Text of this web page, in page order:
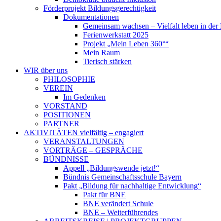
Förderprojekt Bildungsgerechtigkeit
Dokumentationen
Gemeinsam wachsen – Vielfalt leben in der
Ferienwerkstatt 2025
Projekt „Mein Leben 360°“
Mein Raum
Tierisch stärken
WIR über uns
PHILOSOPHIE
VEREIN
Im Gedenken
VORSTAND
POSITIONEN
PARTNER
AKTIVITÄTEN vielfältig – engagiert
VERANSTALTUNGEN
VORTRÄGE – GESPRÄCHE
BÜNDNISSE
Appell „Bildungswende jetzt!“
Bündnis Gemeinschaftsschule Bayern
Pakt „Bildung für nachhaltige Entwicklung“
Pakt für BNE
BNE verändert Schule
BNE – Weiterführendes